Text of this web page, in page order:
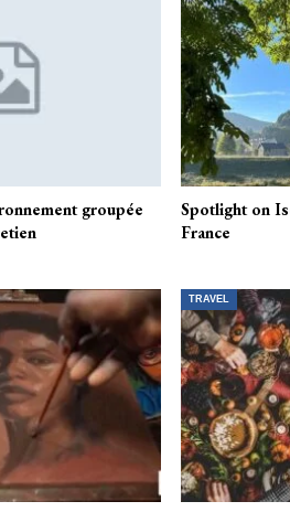
groupée
Spotlight on
France
TRAVEL